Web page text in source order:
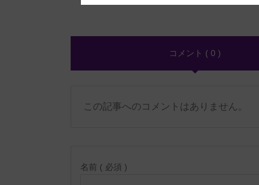
コメント ( 0 )
この記事へのコメントはありません。
名前 ( 必須 )